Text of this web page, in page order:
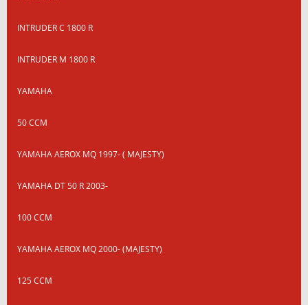
INTRUDER C 1800 R
INTRUDER M 1800 R
YAMAHA
50 CCM
YAMAHA AEROX MQ 1997- ( MAJESTY)
YAMAHA DT 50 R 2003-
100 CCM
YAMAHA AEROX MQ 2000- (MAJESTY)
125 CCM